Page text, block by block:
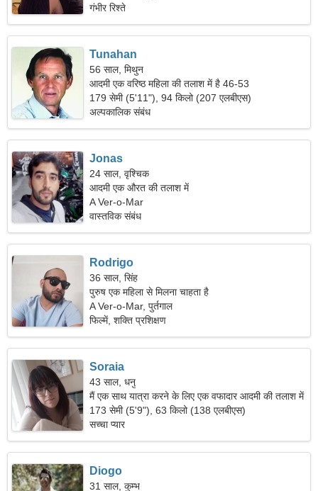
गंभीर रिश्ते
Tunahan
56 साल, मिथुन
आदमी एक वरिष्ठ महिला की तलाश में है 46-53
179 सेमी (5'11"), 94 किलो (207 एलबीएस)
अल्पकालिक संबंध
Jonas
24 साल, वृश्चिक
आदमी एक औरत की तलाश में
A Ver-o-Mar
वास्तविक संबंध
Rodrigo
36 साल, सिंह
पुरुष एक महिला से मिलना चाहता है
A Ver-o-Mar, पुर्तगाल
फिल्में, शक्ति प्रशिक्षण
Soraia
43 साल, धनु
मैं एक साथ यात्रा करने के लिए एक वफादार आदमी की तलाश में
हूं।
173 सेमी (5'9"), 63 किलो (138 एलबीएस)
सच्चा प्यार
Diogo
31 साल, कुम्भ